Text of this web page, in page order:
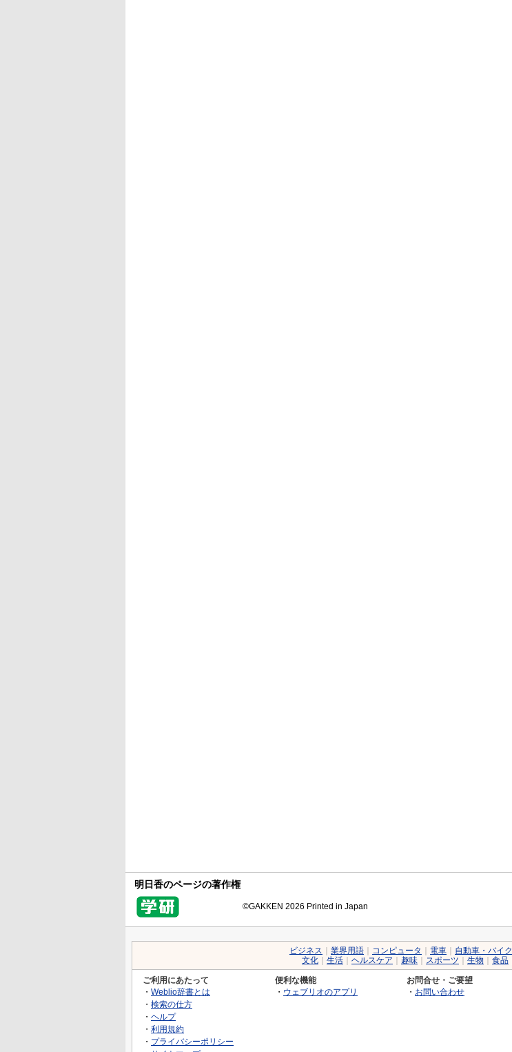
明日香のページの著作権
©GAKKEN 2026 Printed in Japan
ビジネス 業界用語 コンピュータ 電車 自動車・バイク
文化
生活 ヘルスケア 趣味 スポーツ 生物 食品
ご利用にあたって
・ Weblio辞書とは
・ 検索の仕方
・ ヘルプ
・ 利用規約
・ プライバシーポリシー
便利な機能
・ ウェブリオのアプリ
お問合せ・ご要望
・ お問い合わせ